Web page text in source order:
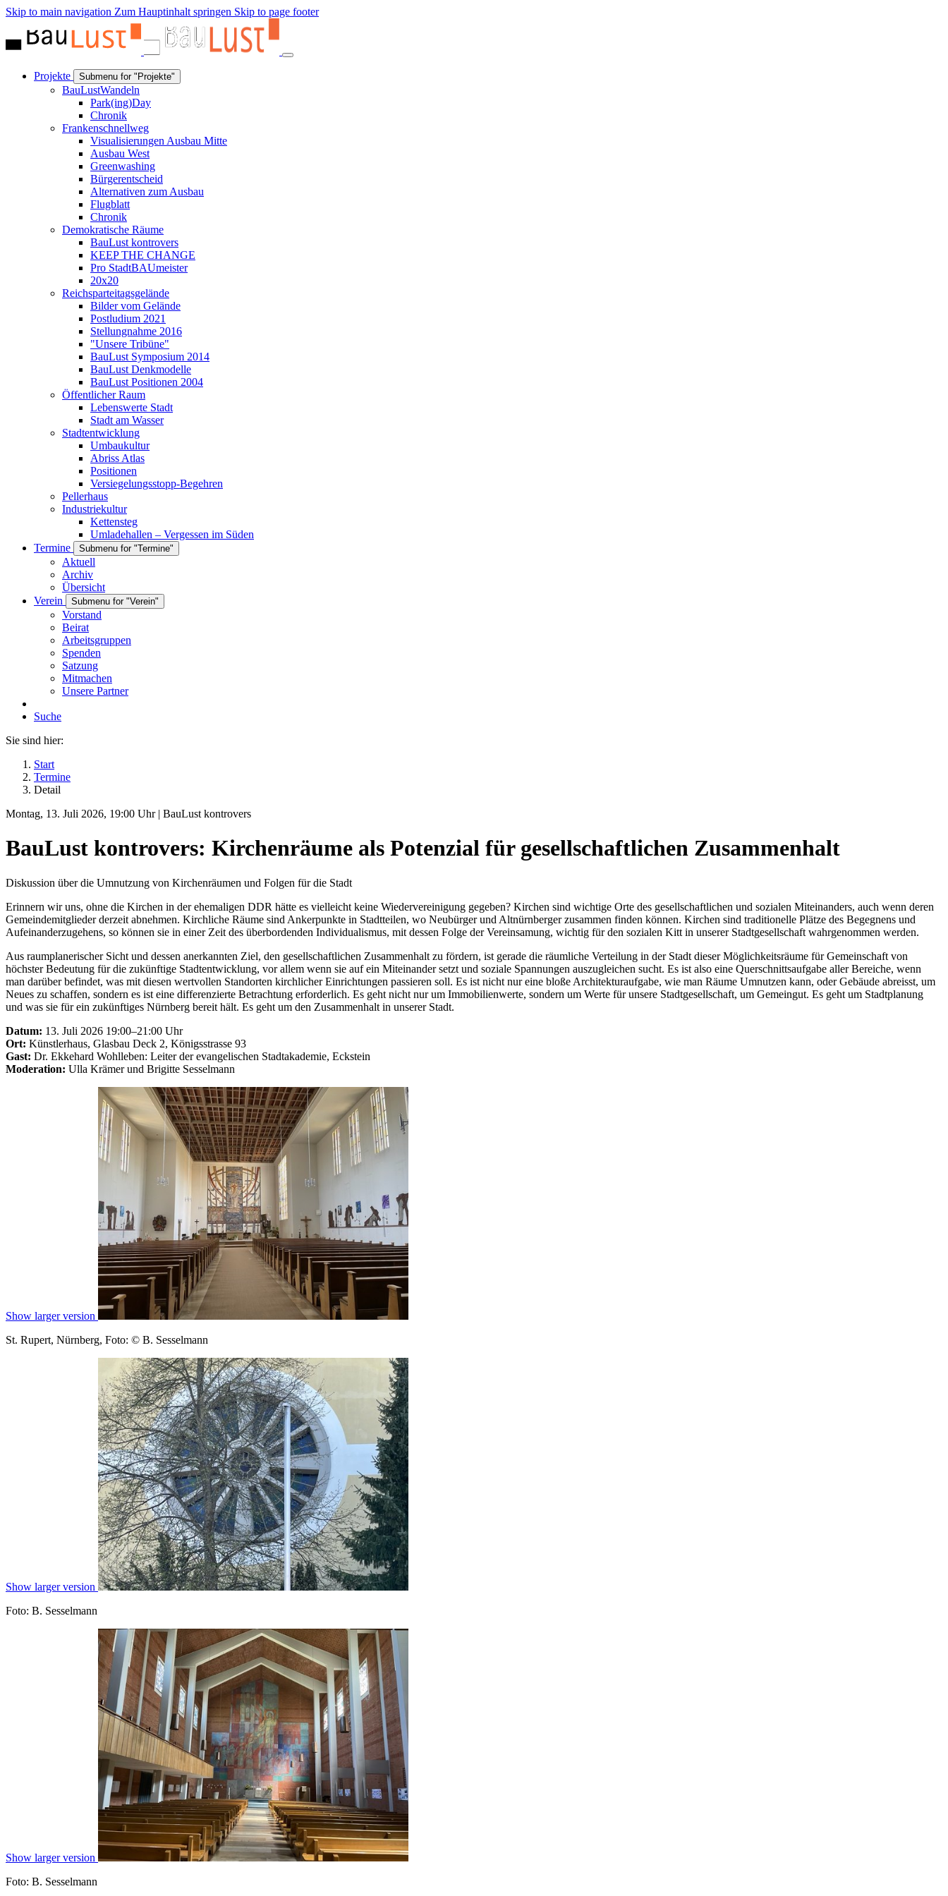
Skip to main navigation Zum Hauptinhalt springen Skip to page footer
Projekte Submenu for "Projekte"
BauLustWandeln
Park(ing)Day
Chronik
Frankenschnellweg
Visualisierungen Ausbau Mitte
Ausbau West
Greenwashing
Bürgerentscheid
Alternativen zum Ausbau
Flugblatt
Chronik
Demokratische Räume
BauLust kontrovers
KEEP THE CHANGE
Pro StadtBAUmeister
20x20
Reichsparteitagsgelände
Bilder vom Gelände
Postludium 2021
Stellungnahme 2016
"Unsere Tribüne"
BauLust Symposium 2014
BauLust Denkmodelle
BauLust Positionen 2004
Öffentlicher Raum
Lebenswerte Stadt
Stadt am Wasser
Stadtentwicklung
Umbaukultur
Abriss Atlas
Positionen
Versiegelungsstopp-Begehren
Pellerhaus
Industriekultur
Kettensteg
Umladehallen – Vergessen im Süden
Termine
Submenu for "Termine"
Aktuell
Archiv
Übersicht
Verein
Submenu for "Verein"
Vorstand
Beirat
Arbeitsgruppen
Spenden
Satzung
Mitmachen
Unsere Partner
Suche
Sie sind hier:
Start
Termine
Detail
Montag, 13. Juli 2026, 19:00 Uhr | BauLust kontrovers
BauLust kontrovers: Kirchenräume als Potenzial für gesellschaftlichen Zusammenhalt
Diskussion über die Umnutzung von Kirchenräumen und Folgen für die Stadt
Erinnern wir uns, ohne die Kirchen in der ehemaligen DDR hätte es vielleicht keine Wiedervereinigung gegeben? Kirchen sind wichtige Orte des gesellschaftlichen und sozialen Miteinanders, auch wenn deren
Gemeindemitglieder derzeit abnehmen. Kirchliche Räume sind Ankerpunkte in Stadtteilen, wo Neubürger und Altnürnberger zusammen finden können. Kirchen sind traditionelle Plätze des Begegnens und
Aufeinanderzugehens, so können sie in einer Zeit des überbordenden Individualismus, mit dessen Folge der Vereinsamung, wichtig für den sozialen Kitt in unserer Stadtgesellschaft wahrgenommen werden.
Aus raumplanerischer Sicht und dessen anerkannten Ziel, den gesellschaftlichen Zusammenhalt zu fördern, ist gerade die räumliche Verteilung in der Stadt dieser Möglichkeitsräume für Gemeinschaft von
höchster Bedeutung für die zukünftige Stadtentwicklung, vor allem wenn sie auf ein Miteinander setzt und soziale Spannungen auszugleichen sucht. Es ist also eine Querschnittsaufgabe aller Bereiche, wenn
man darüber befindet, was mit diesen wertvollen Standorten kirchlicher Einrichtungen passieren soll. Es ist nicht nur eine bloße Architekturaufgabe, wie man Räume Umnutzen kann, oder Gebäude abreisst, um
Neues zu schaffen, sondern es ist eine differenzierte Betrachtung erforderlich. Es geht nicht nur um Immobilienwerte, sondern um Werte für unsere Stadtgesellschaft, um Gemeingut. Es geht um Stadtplanung
und was sie für ein zukünftiges Nürnberg bereit hält. Es geht um den Zusammenhalt in unserer Stadt.
Datum: 13. Juli 2026 19:00–21:00 Uhr
Ort: Künstlerhaus, Glasbau Deck 2, Königsstrasse 93
Gast: Dr. Ekkehard Wohlleben: Leiter der evangelischen Stadtakademie, Eckstein
Moderation: Ulla Krämer und Brigitte Sesselmann
Show larger version
St. Rupert, Nürnberg, Foto: © B. Sesselmann
Show larger version
Foto: B. Sesselmann
Show larger version
Foto: B. Sesselmann